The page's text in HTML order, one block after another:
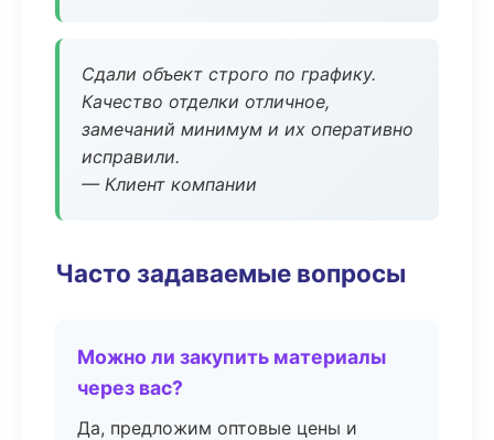
Сдали объект строго по графику.
Качество отделки отличное,
замечаний минимум и их оперативно
исправили.
— Клиент компании
Часто задаваемые вопросы
Можно ли закупить материалы
через вас?
Да, предложим оптовые цены и